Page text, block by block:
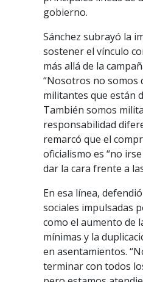
gobierno.
Sánchez subrayó la
sostener el vínculo
más allá de la
“Nosotros no somos
militantes que están
También somos
responsabilidad
remarcó que el
oficialismo es “no
dar la cara frente a
En esa línea,
sociales impulsadas
como el aumento de
mínimas y la
en asentamientos.
terminar con todos